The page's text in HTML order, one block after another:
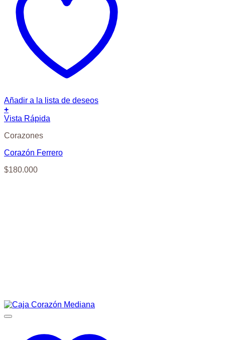
Añadir a la lista de deseos
+
Vista Rápida
Corazones
Corazón Ferrero
$180.000